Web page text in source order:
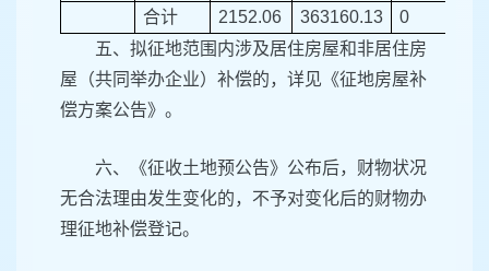
合计 2152.06 363160.13 0
五、拟征地范围内涉及居住房屋和非居住房
屋（共同举办企业）补偿的，详见《征地房屋补
偿方案公告》。
六、《征收土地预公告》公布后，财物状况
无合法理由发生变化的，不予对变化后的财物办
理征地补偿登记。